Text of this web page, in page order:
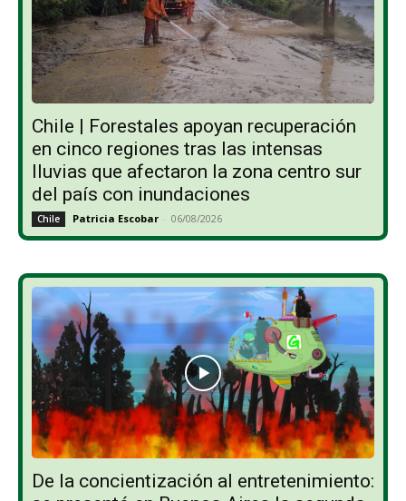
Chile | Forestales apoyan recuperación
en cinco regiones tras las intensas
lluvias que afectaron la zona centro sur
del país con inundaciones
Chile Patricia Escobar - 06/08/2026
De la concientización al entretenimiento: